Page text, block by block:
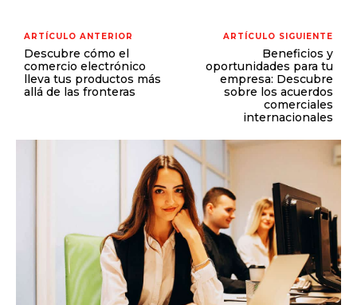
ARTÍCULO ANTERIOR
Descubre cómo el
comercio electrónico
lleva tus productos más
allá de las fronteras
ARTÍCULO SIGUIENTE
Beneficios y
oportunidades para tu
empresa: Descubre
sobre los acuerdos
comerciales
internacionales